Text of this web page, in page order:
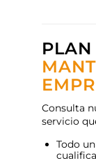
PLAN
Consulta
servicio
Todo un